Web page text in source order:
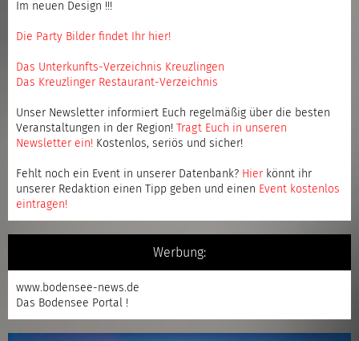
Im neuen Design !!!
Die Party Bilder findet Ihr hier!
Das Unterkunfts-Verzeichnis Kreuzlingen
Das Kreuzlinger Restaurant-Verzeichnis
Unser Newsletter informiert Euch regelmäßig über die besten
Veranstaltungen in der Region!
Tragt Euch in unseren
Newsletter ein! Kostenlos, seriös und sicher!
Fehlt noch ein Event in unserer Datenbank? Hier könnt ihr
unserer Redaktion einen Tipp geben und einen Event kostenlos
eintragen!
Werbung:
www.bodensee-news.de
Das Bodensee Portal !